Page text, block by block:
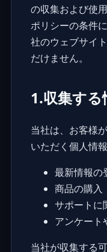
の収集および使
ポリシーの条件
社のウェブサイ
だけません。
1.収集する
当社は、お客様
いただく個人情
最新情報の
商品の購入
サポートに
アンケート
当社が収集する